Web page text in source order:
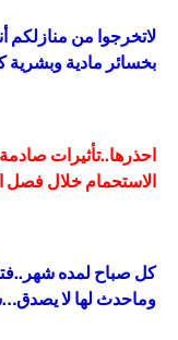
لاتخرجوا من منازلكم
بخسائر مادية وبشرية
احذرها..تأثيرات
الاستحمام خلال فصل
كل صباح لمده
وماحدث لها لا